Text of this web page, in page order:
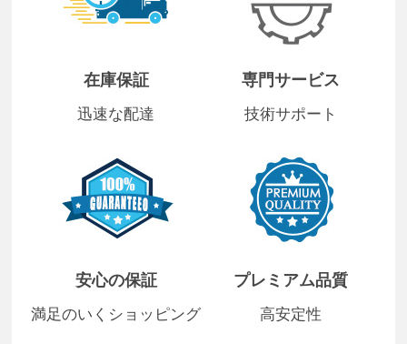
在庫保証
迅速な配達
専門サービス
技術サポート
安心の保証
満足のいくショッピング
プレミアム品質
高安定性